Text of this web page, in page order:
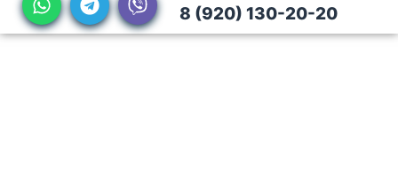
8 (920) 130-20-20